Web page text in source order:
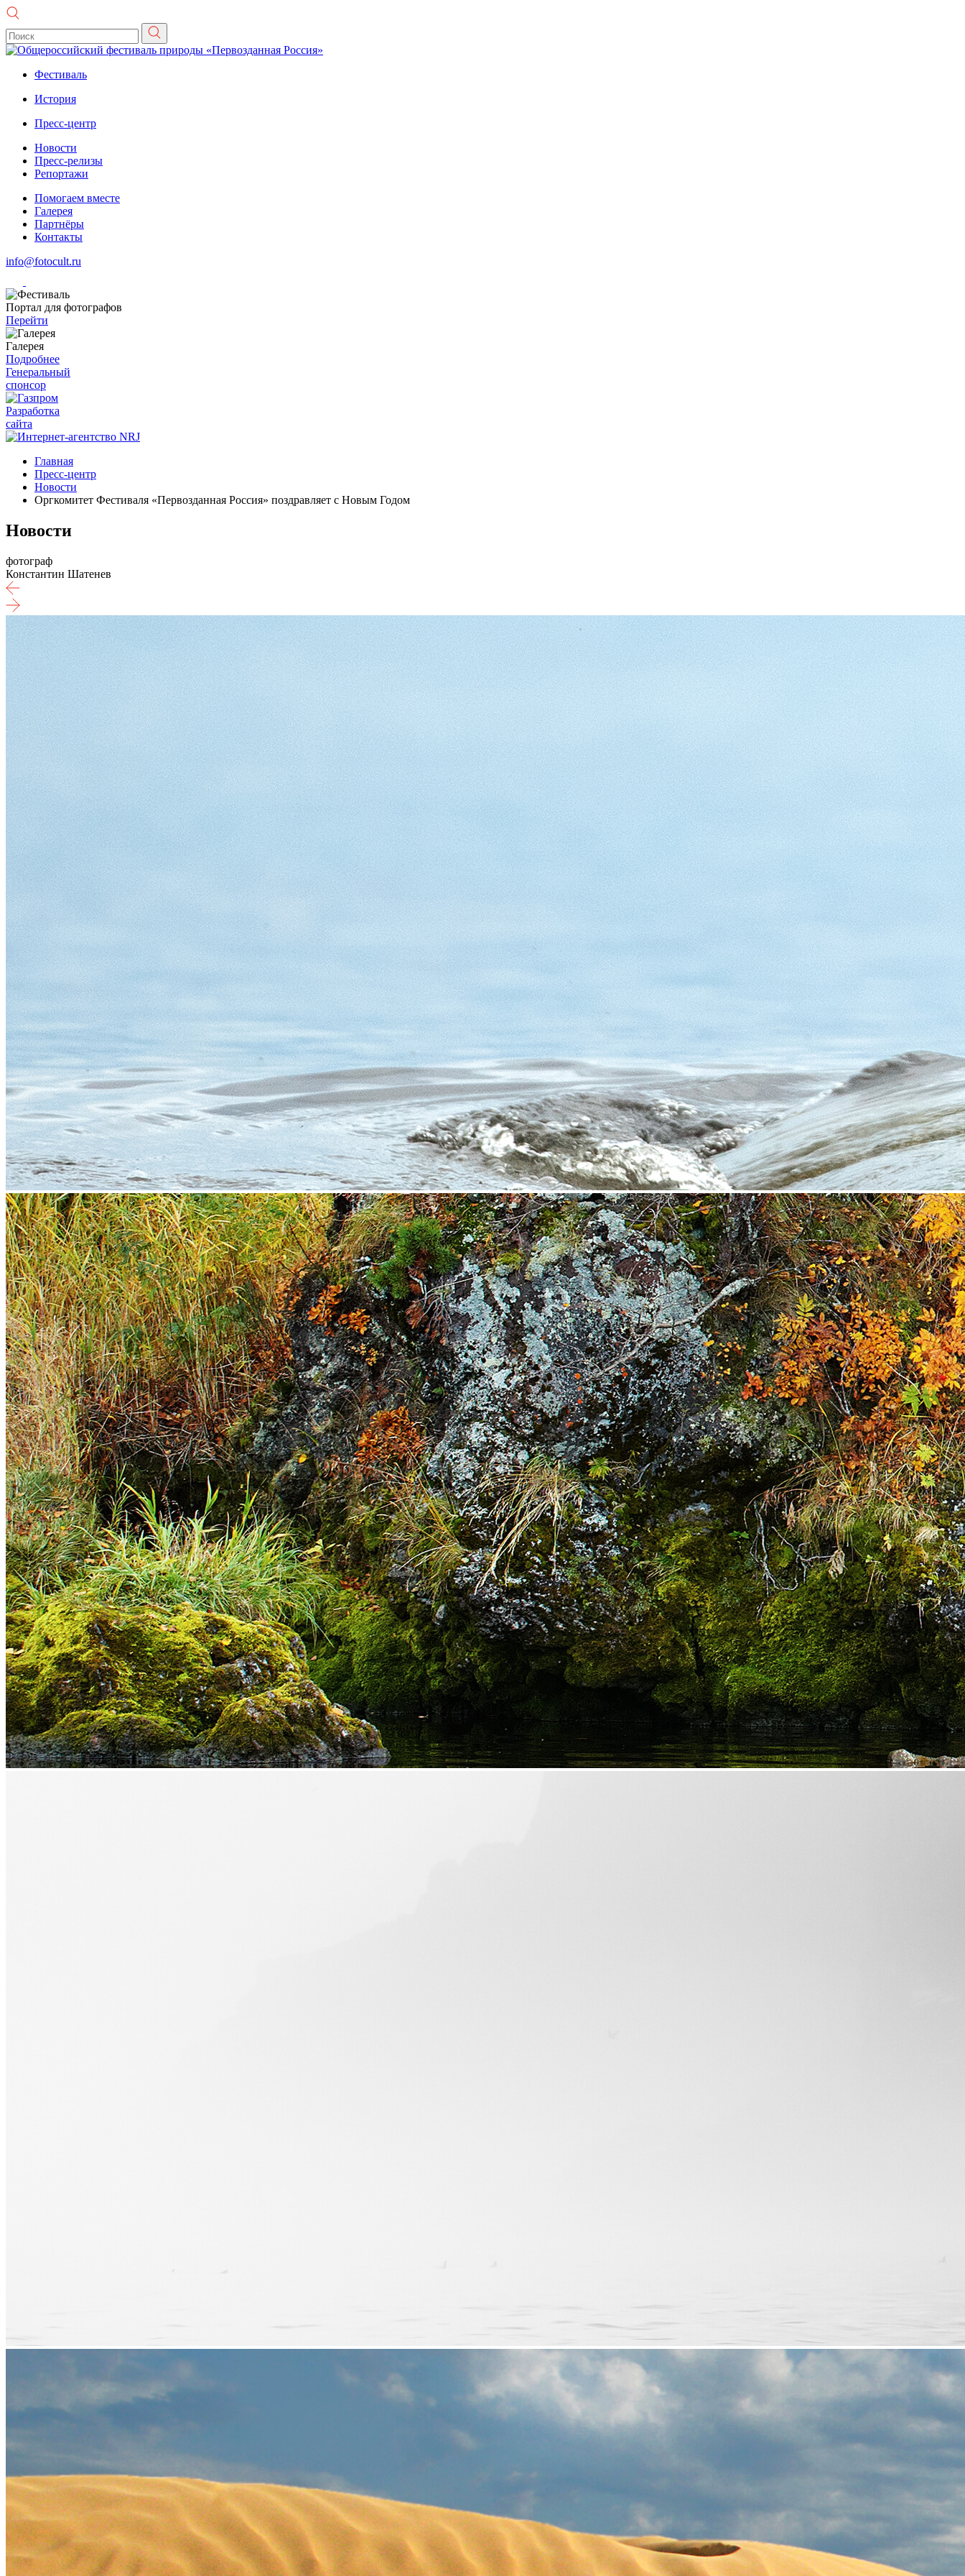
Фестиваль
История
Пресс-центр
Новости
Пресс-релизы
Репортажи
Помогаем вместе
Галерея
Партнёры
Контакты
info@fotocult.ru
Портал для фотографов
Перейти
Галерея
Подробнее
Генеральный
спонсор
Разработка
сайта
Главная
Пресс-центр
Новости
Оргкомитет Фестиваля «Первозданная Россия» поздравляет с Новым Годом
Новости
фотограф
Константин Шатенев